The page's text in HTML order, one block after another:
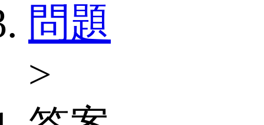
問題
>